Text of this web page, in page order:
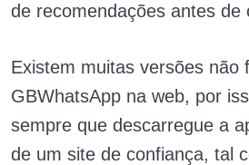
de recomendações antes de
Existem muitas versões não
GBWhatsApp na web, por
sempre que descarregue a
de um site de confiança, tal